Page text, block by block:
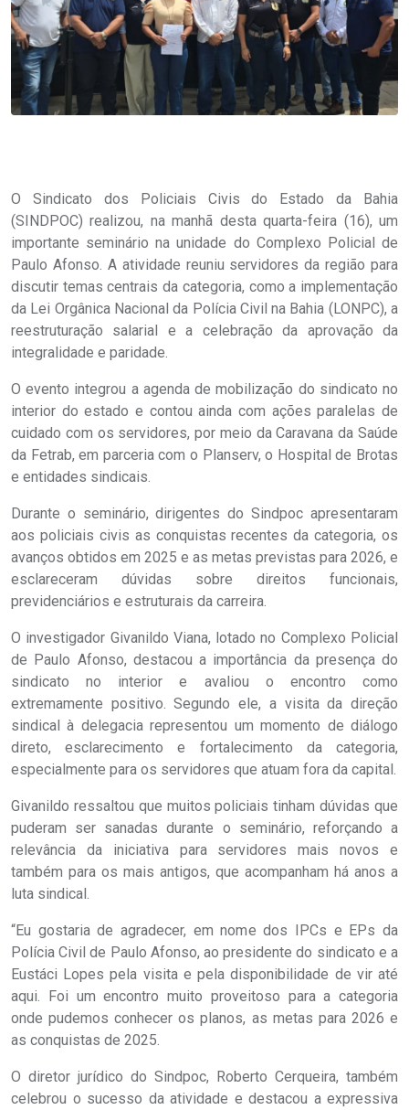
O Sindicato dos Policiais Civis do Estado da Bahia
(SINDPOC) realizou, na manhã desta quarta-feira (16), um
importante seminário na unidade do Complexo Policial de
Paulo Afonso. A atividade reuniu servidores da região para
discutir temas centrais da categoria, como a implementação
da Lei Orgânica Nacional da Polícia Civil na Bahia (LONPC), a
reestruturação salarial e a celebração da aprovação da
integralidade e paridade.
O evento integrou a agenda de mobilização do sindicato no
interior do estado e contou ainda com ações paralelas de
cuidado com os servidores, por meio da Caravana da Saúde
da Fetrab, em parceria com o Planserv, o Hospital de Brotas
e entidades sindicais.
Durante o seminário, dirigentes do Sindpoc apresentaram
aos policiais civis as conquistas recentes da categoria, os
avanços obtidos em 2025 e as metas previstas para 2026, e
esclareceram dúvidas sobre direitos funcionais,
previdenciários e estruturais da carreira.
O investigador Givanildo Viana, lotado no Complexo Policial
de Paulo Afonso, destacou a importância da presença do
sindicato no interior e avaliou o encontro como
extremamente positivo. Segundo ele, a visita da direção
sindical à delegacia representou um momento de diálogo
direto, esclarecimento e fortalecimento da categoria,
especialmente para os servidores que atuam fora da capital.
Givanildo ressaltou que muitos policiais tinham dúvidas que
puderam ser sanadas durante o seminário, reforçando a
relevância da iniciativa para servidores mais novos e
também para os mais antigos, que acompanham há anos a
luta sindical.
“Eu gostaria de agradecer, em nome dos IPCs e EPs da
Polícia Civil de Paulo Afonso, ao presidente do sindicato e a
Eustáci Lopes pela visita e pela disponibilidade de vir até
aqui. Foi um encontro muito proveitoso para a categoria
onde pudemos conhecer os planos, as metas para 2026 e
as conquistas de 2025.
O diretor jurídico do Sindpoc, Roberto Cerqueira, também
celebrou o sucesso da atividade e destacou a expressiva